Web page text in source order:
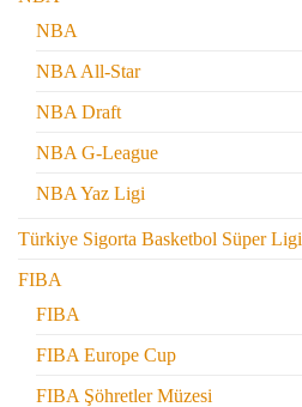
NBA
NBA All-Star
NBA Draft
NBA G-League
NBA Yaz Ligi
Türkiye Sigorta Basketbol Süper Ligi
FIBA
FIBA
FIBA Europe Cup
FIBA Şöhretler Müzesi